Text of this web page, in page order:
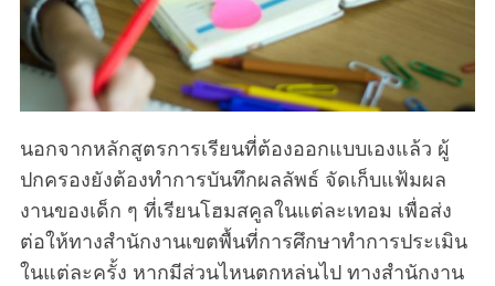
นอกจากหลักสูตรการเรียนที่ต้องออกแบบเองแล้ว ผู้
ปกครองยังต้องทำการบันทึกผลลัพธ์ จัดเก็บแฟ้มผล
งานของเด็ก ๆ ที่เรียนโฮมสคูลในแต่ละเทอม เพื่อส่ง
ต่อให้ทางสำนักงานเขตพื้นที่การศึกษาทำการประเมิน
ในแต่ละครั้ง หากมีส่วนไหนตกหล่นไป ทางสำนักงาน